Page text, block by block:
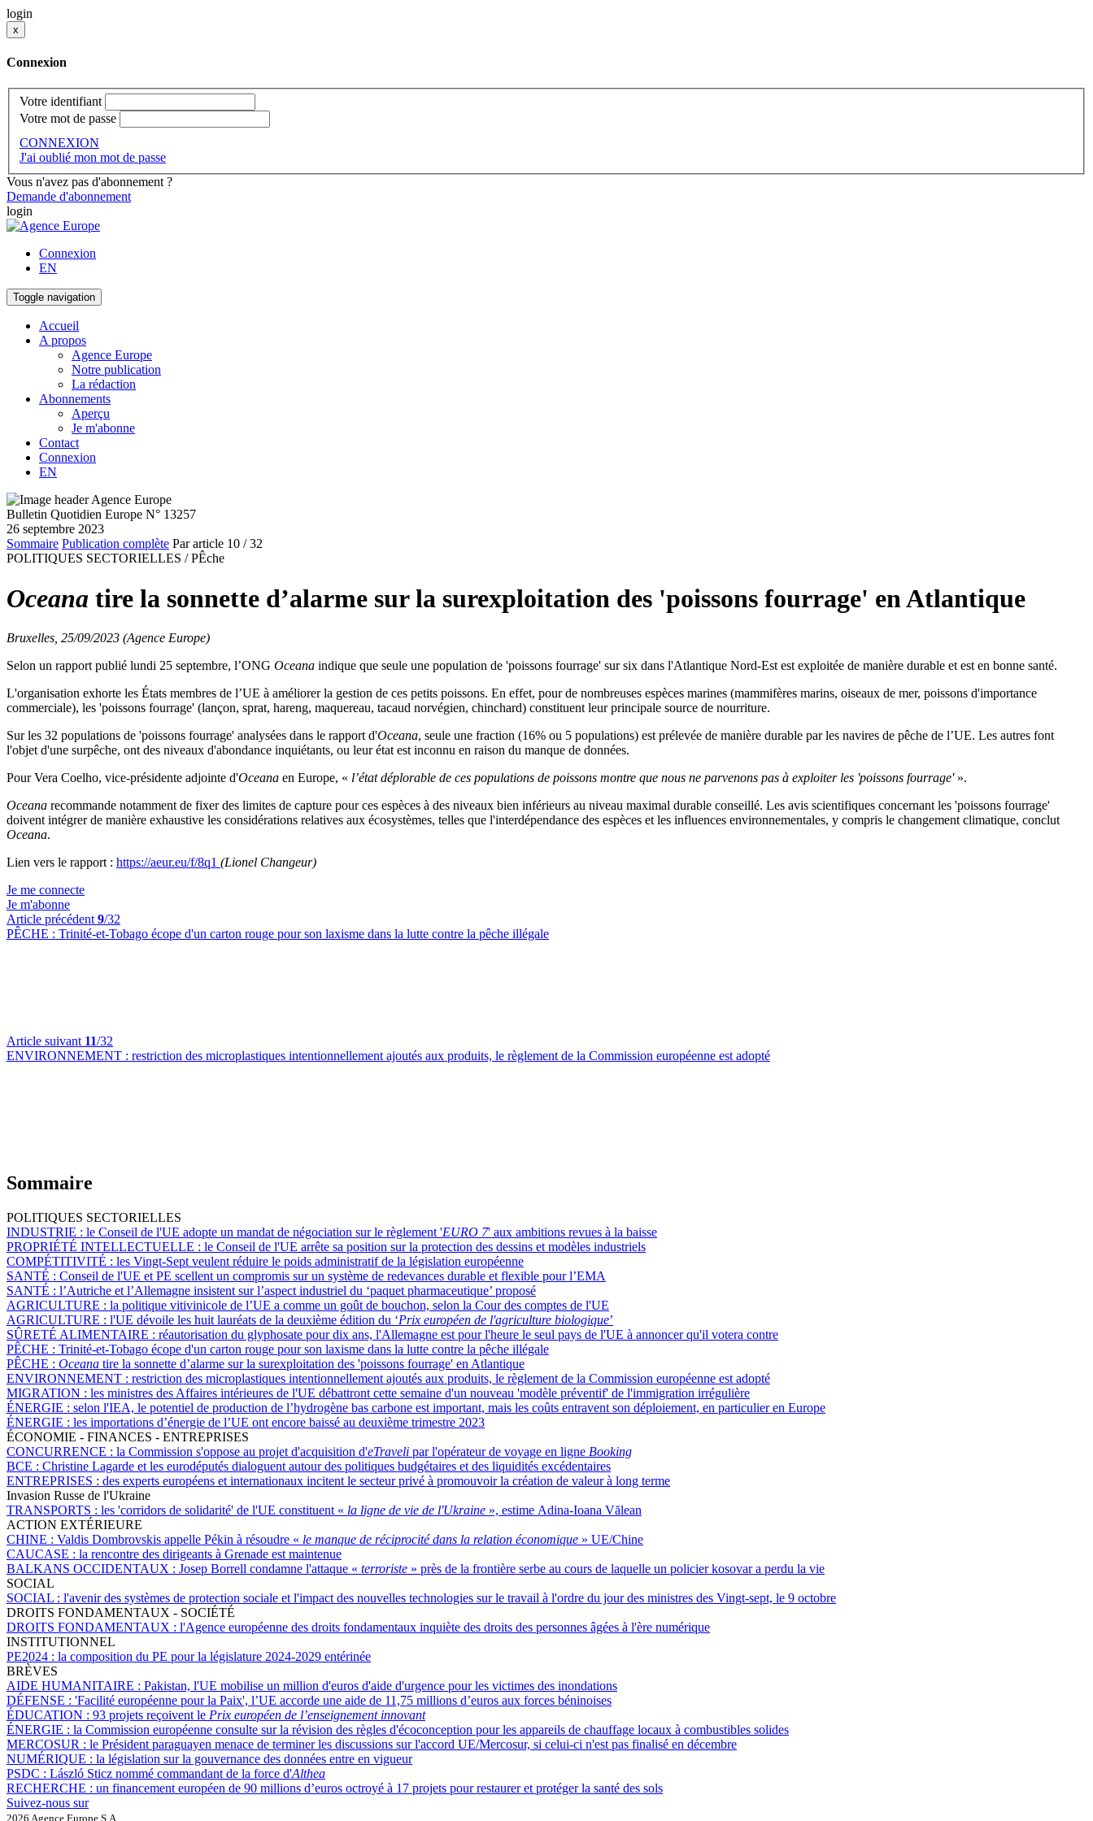
login
x
Connexion
Votre identifiant
Votre mot de passe
CONNEXION
J'ai oublié mon mot de passe
Vous n'avez pas d'abonnement ?
Demande d'abonnement
login
Connexion
EN
Toggle navigation
Accueil
A propos
Agence Europe
Notre publication
La rédaction
Abonnements
Aperçu
Je m'abonne
Contact
Connexion
EN
Bulletin Quotidien Europe N° 13257
26 septembre 2023
Sommaire Publication complète Par article 10 / 32
POLITIQUES SECTORIELLES / PÊche
Oceana tire la sonnette d’alarme sur la surexploitation des 'poissons fourrage' en Atlantique
Bruxelles, 25/09/2023 (Agence Europe)
Selon un rapport publié lundi 25 septembre, l’ONG Oceana indique que seule une population de 'poissons fourrage' sur six dans l'Atlantique Nord-Est est exploitée de manière durable et est en bonne santé.
L'organisation exhorte les États membres de l’UE à améliorer la gestion de ces petits poissons. En effet, pour de nombreuses espèces marines (mammifères marins, oiseaux de mer, poissons d'importance
commerciale), les 'poissons fourrage' (lançon, sprat, hareng, maquereau, tacaud norvégien, chinchard) constituent leur principale source de nourriture.
Sur les 32 populations de 'poissons fourrage' analysées dans le rapport d'Oceana, seule une fraction (16% ou 5 populations) est prélevée de manière durable par les navires de pêche de l’UE. Les autres font
l'objet d'une surpêche, ont des niveaux d'abondance inquiétants, ou leur état est inconnu en raison du manque de données.
Pour Vera Coelho, vice-présidente adjointe d'Oceana en Europe, « l’état déplorable de ces populations de poissons montre que nous ne parvenons pas à exploiter les 'poissons fourrage'».
Oceana recommande notamment de fixer des limites de capture pour ces espèces à des niveaux bien inférieurs au niveau maximal durable conseillé. Les avis scientifiques concernant les 'poissons fourrage'
doivent intégrer de manière exhaustive les considérations relatives aux écosystèmes, telles que l'interdépendance des espèces et les influences environnementales, y compris le changement climatique, conclut
Oceana.
Lien vers le rapport : https://aeur.eu/f/8q1 (Lionel Changeur)
Je me connecte
Je m'abonne
Article précédent 9/32
PÊCHE : Trinité-et-Tobago écope d'un carton rouge pour son laxisme dans la lutte contre la pêche illégale
Article suivant 11/32
ENVIRONNEMENT : restriction des microplastiques intentionnellement ajoutés aux produits, le règlement de la Commission européenne est adopté
Sommaire
POLITIQUES SECTORIELLES
INDUSTRIE : le Conseil de l'UE adopte un mandat de négociation sur le règlement 'EURO 7' aux ambitions revues à la baisse
PROPRIÉTÉ INTELLECTUELLE : le Conseil de l'UE arrête sa position sur la protection des dessins et modèles industriels
COMPÉTITIVITÉ : les Vingt-Sept veulent réduire le poids administratif de la législation européenne
SANTÉ : Conseil de l'UE et PE scellent un compromis sur un système de redevances durable et flexible pour l’EMA
SANTÉ : l’Autriche et l’Allemagne insistent sur l’aspect industriel du ‘paquet pharmaceutique’ proposé
AGRICULTURE : la politique vitivinicole de l’UE a comme un goût de bouchon, selon la Cour des comptes de l'UE
AGRICULTURE : l'UE dévoile les huit lauréats de la deuxième édition du ‘Prix européen de l'agriculture biologique’
SÛRETÉ ALIMENTAIRE : réautorisation du glyphosate pour dix ans, l'Allemagne est pour l'heure le seul pays de l'UE à annoncer qu'il votera contre
PÊCHE : Trinité-et-Tobago écope d'un carton rouge pour son laxisme dans la lutte contre la pêche illégale
PÊCHE : Oceana tire la sonnette d’alarme sur la surexploitation des 'poissons fourrage' en Atlantique
ENVIRONNEMENT : restriction des microplastiques intentionnellement ajoutés aux produits, le règlement de la Commission européenne est adopté
MIGRATION : les ministres des Affaires intérieures de l'UE débattront cette semaine d'un nouveau 'modèle préventif' de l'immigration irrégulière
ÉNERGIE : selon l'IEA, le potentiel de production de l’hydrogène bas carbone est important, mais les coûts entravent son déploiement, en particulier en Europe
ÉNERGIE : les importations d’énergie de l’UE ont encore baissé au deuxième trimestre 2023
ÉCONOMIE - FINANCES - ENTREPRISES
CONCURRENCE : la Commission s'oppose au projet d'acquisition d'eTraveli par l'opérateur de voyage en ligne Booking
BCE : Christine Lagarde et les eurodéputés dialoguent autour des politiques budgétaires et des liquidités excédentaires
ENTREPRISES : des experts européens et internationaux incitent le secteur privé à promouvoir la création de valeur à long terme
Invasion Russe de l'Ukraine
TRANSPORTS : les 'corridors de solidarité' de l'UE constituent « la ligne de vie de l'Ukraine », estime Adina-Ioana Vălean
ACTION EXTÉRIEURE
CHINE : Valdis Dombrovskis appelle Pékin à résoudre « le manque de réciprocité dans la relation économique » UE/Chine
CAUCASE : la rencontre des dirigeants à Grenade est maintenue
BALKANS OCCIDENTAUX : Josep Borrell condamne l'attaque « terroriste » près de la frontière serbe au cours de laquelle un policier kosovar a perdu la vie
SOCIAL
SOCIAL : l'avenir des systèmes de protection sociale et l'impact des nouvelles technologies sur le travail à l'ordre du jour des ministres des Vingt-sept, le 9 octobre
DROITS FONDAMENTAUX - SOCIÉTÉ
DROITS FONDAMENTAUX : l'Agence européenne des droits fondamentaux inquiète des droits des personnes âgées à l'ère numérique
INSTITUTIONNEL
PE2024 : la composition du PE pour la législature 2024-2029 entérinée
BRÈVES
AIDE HUMANITAIRE : Pakistan, l'UE mobilise un million d'euros d'aide d'urgence pour les victimes des inondations
DÉFENSE : 'Facilité européenne pour la Paix', l’UE accorde une aide de 11,75 millions d’euros aux forces béninoises
ÉDUCATION : 93 projets reçoivent le Prix européen de l’enseignement innovant
ÉNERGIE : la Commission européenne consulte sur la révision des règles d'écoconception pour les appareils de chauffage locaux à combustibles solides
MERCOSUR : le Président paraguayen menace de terminer les discussions sur l'accord UE/Mercosur, si celui-ci n'est pas finalisé en décembre
NUMÉRIQUE : la législation sur la gouvernance des données entre en vigueur
PSDC : László Sticz nommé commandant de la force d'Althea
RECHERCHE : un financement européen de 90 millions d’euros octroyé à 17 projets pour restaurer et protéger la santé des sols
Suivez-nous sur
2026 Agence Europe S.A.